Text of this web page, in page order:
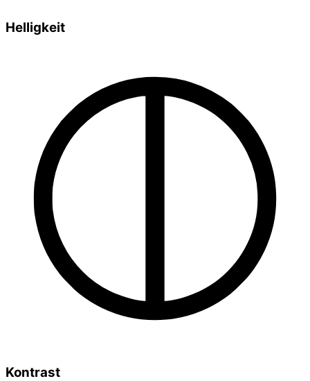
Helligkeit
Kontrast